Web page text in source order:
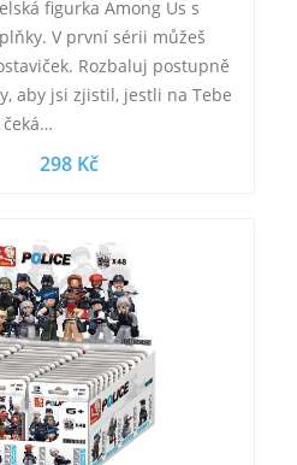
figurka Among Us s
V první sérii můžeš
Rozbaluj postupně
aby jsi zjistil, jestli na Tebe
čeká…
298 Kč